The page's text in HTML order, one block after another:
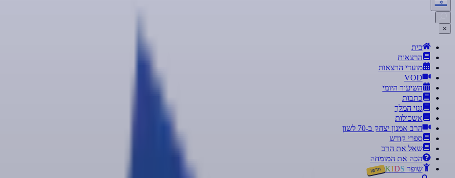
×
בית
הרצאות
מועדי הרצאות
VOD
השיעור היומי
כתבות
גנזי המלך
אשכולות
הרב אמנון יצחק ב-70 לשון
ספרי קודש
שאל את הרב
הכה את המומחה
שופר
KIDS חדש!